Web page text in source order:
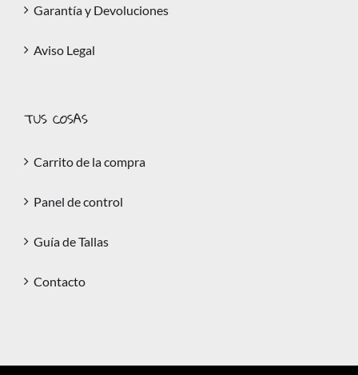
Garantía y Devoluciones
Aviso Legal
TUS COSAS
Carrito de la compra
Panel de control
Guía de Tallas
Contacto